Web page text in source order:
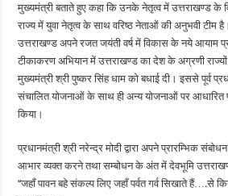
मुख्यमंत्री बताते हुए कहा कि उनके नेतृत्व में उत्तराखण्ड के
राज्य में युवा नेतृत्व के साथ वरिष्ठ नेताओं की अनुभवी टीम
उत्तराखण्ड अपने रजत जयंती वर्ष में विकास के नये आयाम
टीकाकरण अभियान में उत्तराखण्ड का देश के अग्रणी राज्यों
मुख्यमंत्री श्री पुष्कर सिंह धाम को बधाई दी। इससे पूर्व
संचालित योजनाओं के साथ ही अन्य योजनाओं पर आधारित
किया।
प्रधानमंत्री श्री नरेन्द्र मोदी द्वारा अपने प्रारम्भिक
आभार व्यक्त करने तथा सम्बोधन के अंत में देवभूमि
‘‘जहाँ पावन बहे संकल्प लिए जहाँ पर्वत गर्व सिखाते हैं….से